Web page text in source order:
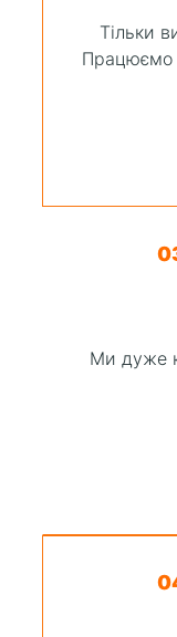
Тільки
Працюємо
Ми дуже